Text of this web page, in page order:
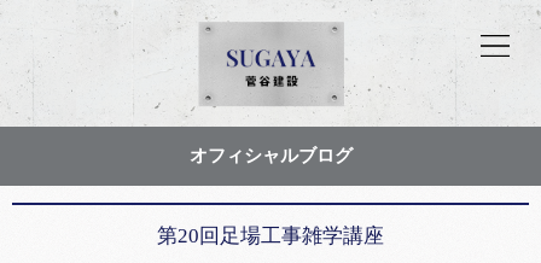
オフィシャルブログ
第20回足場工事雑学講座